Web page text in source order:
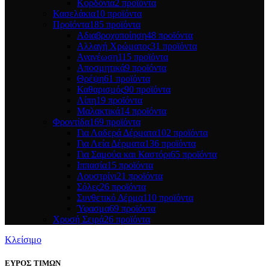
Κορδόνια2 προϊόντα
Κασελάκια10 προϊόντα
Προϊόντα185 προϊόντα
Αδιαβροχοποίηση48 προϊόντα
Αλλαγή Χρώματος31 προϊόντα
Ανανέωση115 προϊόντα
Αποσμητικά9 προϊόντα
Θρέψη61 προϊόντα
Καθαρισμός90 προϊόντα
Λίπη19 προϊόντα
Μαλακτικά14 προϊόντα
Φροντίδα169 προϊόντα
Για Λαδερά Δέρματα102 προϊόντα
Για Λεία Δέρματα136 προϊόντα
Για Σαμούα και Καστόρι65 προϊόντα
Ιππασία15 προϊόντα
Λουστρίνι21 προϊόντα
Σόλες26 προϊόντα
Συνθετικό Δέρμα110 προϊόντα
Ύφασμα69 προϊόντα
Χρυσή Σειρά26 προϊόντα
Κλείσιμο
ΕΥΡΟΣ ΤΙΜΩΝ